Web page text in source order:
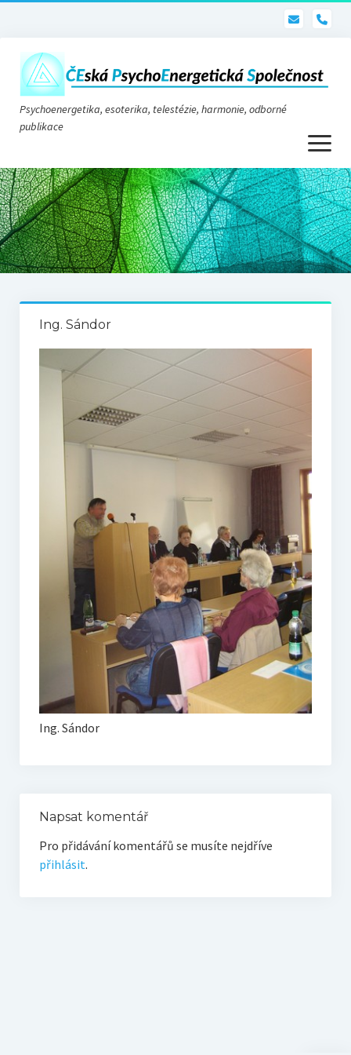
Psychoenergetika, esoterika, telestézie, harmonie, odborné
publikace
otevřít
menu
Psychoenergetika
O nás
O společnosti
Telestézie
O vodě ze studní
Proutkaření – historie
Telestézická prospekce
Mapa – sídlo ČEPES
Kontakty
Seznam praktiků
Ing. Sándor
Ing. Sándor
Napsat komentář
Pro přidávání komentářů se musíte nejdříve
přihlásit.